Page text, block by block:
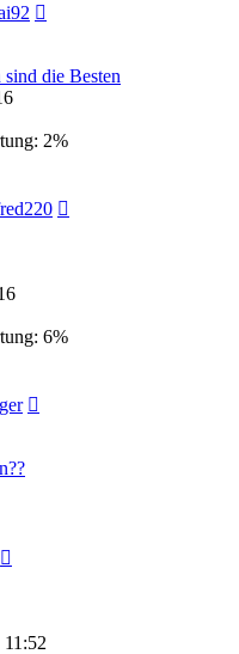
die Besten
2%
6%